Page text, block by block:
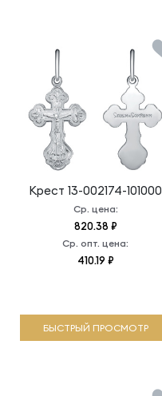
Крест 13-002174-101000
Ср. цена:
820.38 ₽
Ср. опт. цена:
410.19 ₽
БЫСТРЫЙ ПРОСМОТР